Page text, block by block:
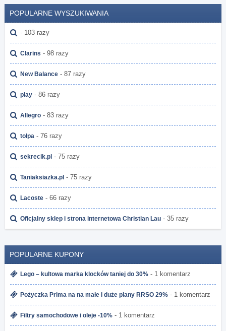
POPULARNE WYSZUKIWANIA
- 103 razy
Clarins - 98 razy
New Balance - 87 razy
play - 86 razy
Allegro - 83 razy
tołpa - 76 razy
sekrecik.pl - 75 razy
Taniaksiazka.pl - 75 razy
Lacoste - 66 razy
Oficjalny sklep i strona internetowa Christian Lau - 35 razy
POPULARNE KUPONY
Lego – kultowa marka klocków taniej do 30% - 1 komentarz
Pożyczka Prima na na małe i duże plany RRSO 29% - 1 komentarz
Filtry samochodowe i oleje -10% - 1 komentarz